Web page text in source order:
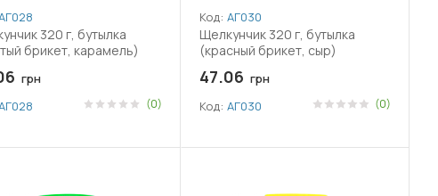
320 г, бутылка
брикет, карамель)
грн
(0)
Код: АГ030
Щелкунчик 320 г, бутылка
(красный брикет, сыр)
47.06 грн
Код: АГ030 (0)